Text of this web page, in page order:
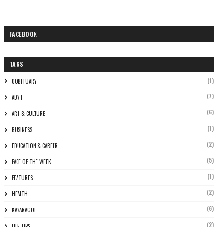
FACEBOOK
TAGS
0OBITUARY (1)
ADVT (7)
ART & CULTURE (6)
BUSINESS (1)
EDUCATION & CAREER (2)
FACE OF THE WEEK (5)
FEATURES (1)
HEALTH (2)
KASARAGOD (6)
(2)